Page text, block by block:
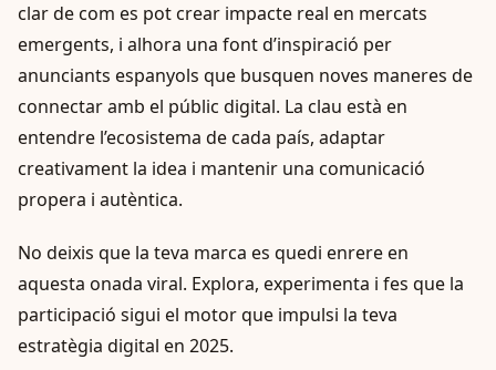
clar de com es pot crear impacte real en mercats
emergents, i alhora una font d’inspiració per
anunciants espanyols que busquen noves maneres de
connectar amb el públic digital. La clau està en
entendre l’ecosistema de cada país, adaptar
creativament la idea i mantenir una comunicació
propera i autèntica.
No deixis que la teva marca es quedi enrere en
aquesta onada viral. Explora, experimenta i fes que la
participació sigui el motor que impulsi la teva
estratègia digital en 2025.